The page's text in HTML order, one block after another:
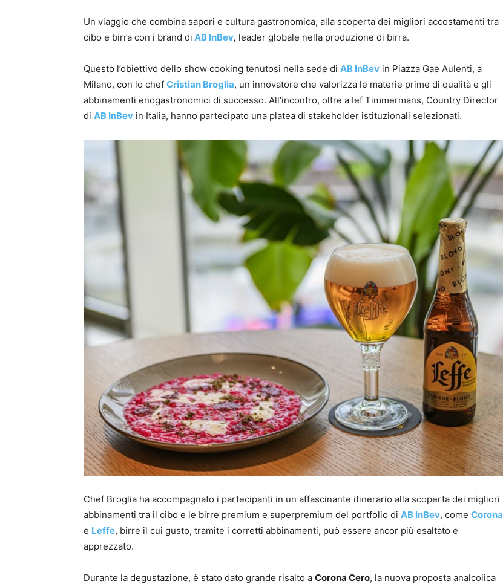
Un viaggio che combina sapori e cultura gastronomica, alla scoperta dei migliori accostamenti tra
cibo e birra con i brand di AB InBev, leader globale nella produzione di birra.
Questo l’obiettivo dello show cooking tenutosi nella sede di AB InBev in Piazza Gae Aulenti, a
Milano, con lo chef Cristian Broglia, un innovatore che valorizza le materie prime di qualità e gli
abbinamenti enogastronomici di successo. All’incontro, oltre a Ief Timmermans, Country Director
di AB InBev in Italia, hanno partecipato una platea di stakeholder istituzionali selezionati.
Chef Broglia ha accompagnato i partecipanti in un affascinante itinerario alla scoperta dei migliori
abbinamenti tra il cibo e le birre premium e superpremium del portfolio di AB InBev, come Corona
e Leffe, birre il cui gusto, tramite i corretti abbinamenti, può essere ancor più esaltato e
apprezzato.
Durante la degustazione, è stato dato grande risalto a Corona Cero, la nuova proposta analcolica